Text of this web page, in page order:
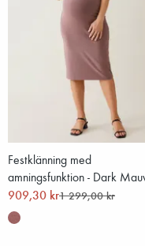
Festklänning med
amningsfunktion - Dark
909,30 kr1 299,00 kr